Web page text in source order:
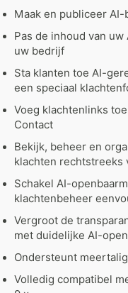
Maak en publiceer
Pas de inhoud van
uw bedrijf
Sta klanten toe AI-
een speciaal
Voeg klachtenlinks
Contact
Bekijk, beheer en
klachten rechtstreeks
Schakel AI-
klachtenbeheer
Vergroot de
met duidelijke AI-
Ondersteunt
Volledig compatibel